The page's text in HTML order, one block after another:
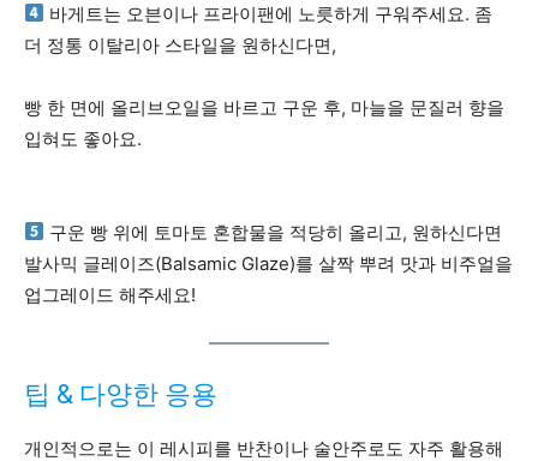
바게트는 오븐이나 프라이팬에 노릇하게 구워주세요. 좀
더 정통 이탈리아 스타일을 원하신다면,
빵 한 면에 올리브오일을 바르고 구운 후, 마늘을 문질러 향을
입혀도 좋아요.
구운 빵 위에 토마토 혼합물을 적당히 올리고, 원하신다면
발사믹 글레이즈(Balsamic Glaze)를 살짝 뿌려 맛과 비주얼을
업그레이드 해주세요!
팁 & 다양한 응용
개인적으로는 이 레시피를 반찬이나 술안주로도 자주 활용해